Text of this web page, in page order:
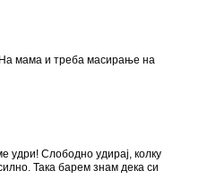
мама и треба масирање на
удри! Слободно удирај, колку
Така барем знам дека си